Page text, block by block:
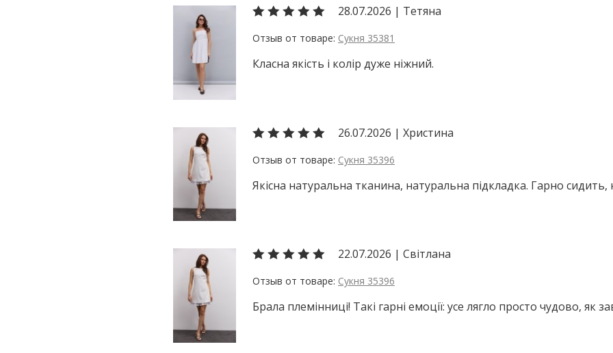
28.07.2026 | Тетяна
Сукня 35381
Класна якість і колір дуже ніжний.
26.07.2026 | Христина
Сукня 35396
Якісна натуральна тканина, натуральна підкладка. Гарно сидить,
22.07.2026 | Світлана
Сукня 35396
Брала племінниці! Такі гарні емоції: усе лягло просто чудово, як